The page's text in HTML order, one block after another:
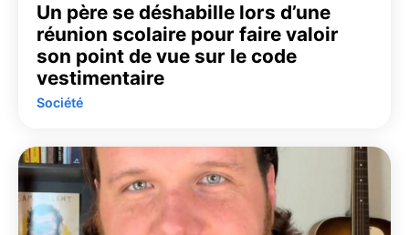
Un père se déshabille lors d’une
réunion scolaire pour faire valoir
son point de vue sur le code
vestimentaire
Société